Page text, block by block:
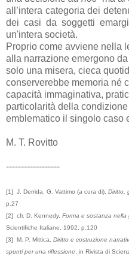
all’intera categoria dei
dei casi da soggetti
un'intera società.
Proprio come avviene nella
alla narrazione emergono
solo una misera, cieca
conserverebbe memoria né
capacità immaginativa,
particolarità della
emblematico il singolo caso
M. T. Rovitto
------------------
[1] J. Derrida, G. Vattimo (a cura di), Diritto,
p.27
[2] cfr. D. Kennedy, Forma e sostanza nella
Scientifiche Italiane, 1992, p.120
[3]
M. P. Mittica, Diritto e costruzione
spunti per una riflessione , in Rivista di